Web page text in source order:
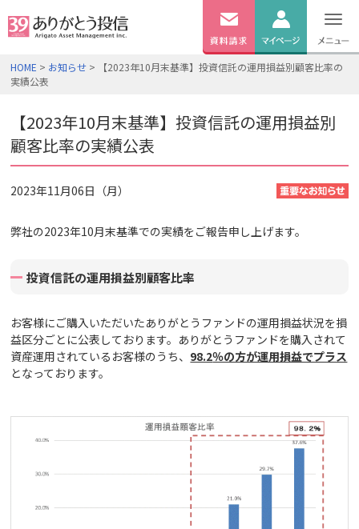
無料資料 ログイン
HOME > お知らせ > 【2023年10月末基準】投資信託の運用損益別顧客比率の
実績公表
【2023年10月末基準】投資信託の運用損益別
顧客比率の実績公表
2023年11月06日（月）
弊社の2023年10月末基準での実績をご報告申し上げます。
投資信託の運用損益別顧客比率
お客様にご購入いただいたありがとうファンドの運用損益状況を損
益区分ごとに公表しております。ありがとうファンドを購入されて
資産運用されているお客様のうち、 98.2％の方が運用損益でプラス
となっております。